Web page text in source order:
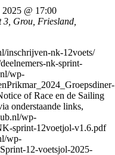
2025 @ 17:00
3, Grou, Friesland,
inschrijven-nk-12voets/
nk-sprint-
wp-
of Race en de Sailing
onderstaande links,
wp-
sprint-12voetjol-v1.6.pdf
wp-
12-voetsjol-2025-